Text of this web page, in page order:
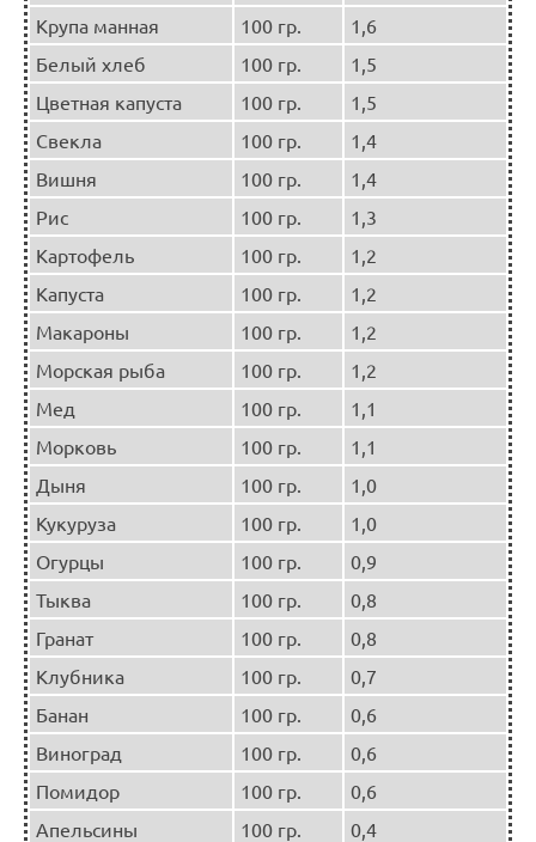
Крупа манная
100 гр.
1,6
Белый хлеб
100 гр.
1,5
Цветная капуста
100 гр.
1,5
Свекла
100 гр.
1,4
Вишня
100 гр.
1,4
Рис
100 гр.
1,3
Картофель
100 гр.
1,2
Капуста
100 гр.
1,2
Макароны
100 гр.
1,2
Морская рыба
100 гр.
1,2
Мед
100 гр.
1,1
Морковь
100 гр.
1,1
Дыня
100 гр.
1,0
Кукуруза
100 гр.
1,0
Огурцы
100 гр.
0,9
Тыква
100 гр.
0,8
Гранат
100 гр.
0,8
Клубника
100 гр.
0,7
Банан
100 гр.
0,6
Виноград
100 гр.
0,6
Помидор
100 гр.
0,6
Апельсины
100 гр.
0,4